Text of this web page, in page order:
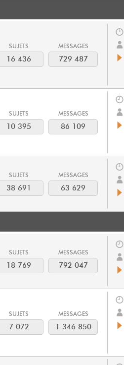
SUJETS
16 436
MESSAGES
729 487
SUJETS
10 395
MESSAGES
86 109
SUJETS
38 691
MESSAGES
63 629
SUJETS
18 769
MESSAGES
792 047
SUJETS
7 072
MESSAGES
1 346 850